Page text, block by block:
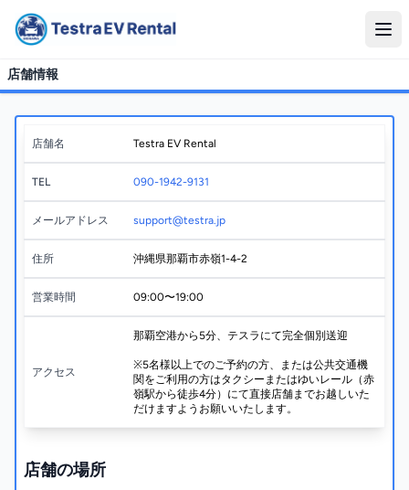
店舗情報
店舗名 Testra EV Rental
TEL 090-1942-9131
メールアドレス support@testra.jp
住所 沖縄県那覇市赤嶺1-4-2
営業時間 09:00〜19:00
アクセス
那覇空港から5分、テスラにて完全個別送迎
※5名様以上でのご予約の方、または公共交通機
関をご利用の方はタクシーまたはゆいレール（赤
嶺駅から徒歩4分）にて直接店舗までお越しいた
だけますようお願いいたします。
店舗の場所